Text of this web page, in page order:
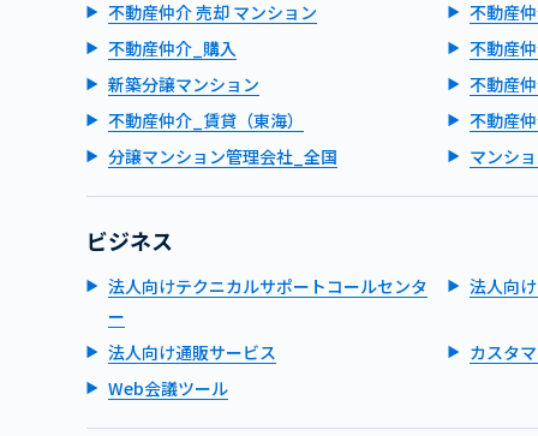
不動産仲介 売却 マンション
不動産
不動産仲介_購入
不動産
新築分譲マンション
不動産
不動産仲介_賃貸（東海）
不動産
分譲マンション管理会社_全国
マンシ
ビジネス
法人向けテクニカルサポートコールセンタ
ー
法人向
法人向け通販サービス
カスタ
Web会議ツール